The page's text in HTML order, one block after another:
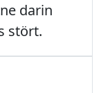
darin
stört.